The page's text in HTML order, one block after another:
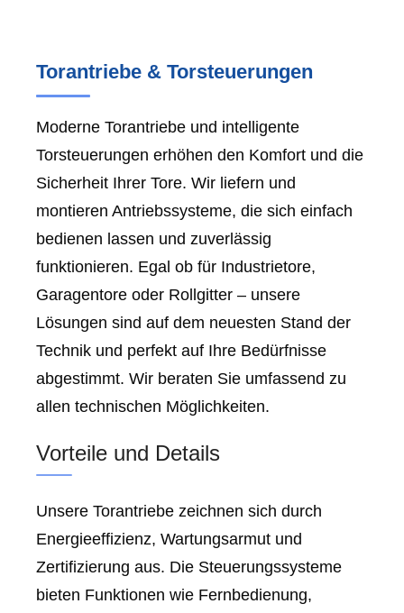
Torantriebe & Torsteuerungen
Moderne Torantriebe und intelligente
Torsteuerungen erhöhen den Komfort und die
Sicherheit Ihrer Tore. Wir liefern und
montieren Antriebssysteme, die sich einfach
bedienen lassen und zuverlässig
funktionieren. Egal ob für Industrietore,
Garagentore oder Rollgitter – unsere
Lösungen sind auf dem neuesten Stand der
Technik und perfekt auf Ihre Bedürfnisse
abgestimmt. Wir beraten Sie umfassend zu
allen technischen Möglichkeiten.
Vorteile und Details
Unsere Torantriebe zeichnen sich durch
Energieeffizienz, Wartungsarmut und
Zertifizierung aus. Die Steuerungssysteme
bieten Funktionen wie Fernbedienung,